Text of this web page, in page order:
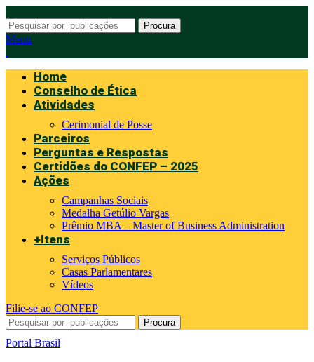
Procura
Menu
Home
Conselho de Ética
Atividades
Cerimonial de Posse
Parceiros
Perguntas e Respostas
Certidões do CONFEP – 2025
Ações
Campanhas Sociais
Medalha Getúlio Vargas
Prêmio MBA – Master of Business Administration
+Itens
Serviços Públicos
Casas Parlamentares
Vídeos
Filie-se ao CONFEP
Procura
Portal Brasil